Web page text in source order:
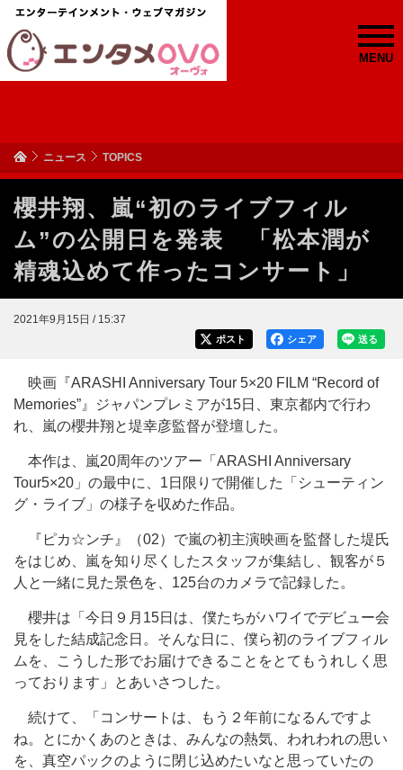
MENU
ニュース TOPICS
櫻井翔、嵐“初のライブフィル
ム”の公開日を発表 「松本潤が
精魂込めて作ったコンサート」
2021年9月15日 / 15:37
送る
シェア
ポスト
映画『ARASHI Anniversary Tour 5×20 FILM “Record of
Memories”』ジャパンプレミアが15日、東京都内で行わ
れ、嵐の櫻井翔と堤幸彦監督が登壇した。
本作は、嵐20周年のツアー「ARASHI Anniversary
Tour5×20」の最中に、1日限りで開催した「シューティン
グ・ライブ」の様子を収めた作品。
『ピカ☆ンチ』（02）で嵐の初主演映画を監督した堤氏
をはじめ、嵐を知り尽くしたスタッフが集結し、観客が５
人と一緒に見た景色を、125台のカメラで記録した。
櫻井は「今日９月15日は、僕たちがハワイでデビュー会
見をした結成記念日。そんな日に、僕ら初のライブフィル
ムを、こうした形でお届けできることをとてもうれしく思
っております」とあいさつした。
続けて、「コンサートは、もう２年前になるんですよ
ね。とにかくあのときは、みんなの熱気、われわれの思い
を、真空パックのように閉じ込めたいなと思っていたの